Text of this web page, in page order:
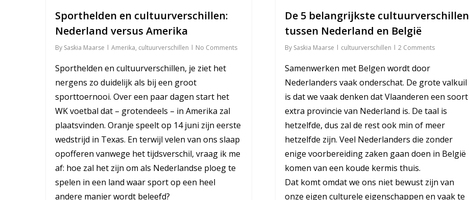
Sporthelden en cultuurverschillen:
Nederland versus Amerika
By Saskia Maarse Amerika, cultuurverschillen No Comments
Sporthelden en cultuurverschillen, je ziet het
nergens zo duidelijk als bij een groot
sporttoernooi. Over een paar dagen start het
WK voetbal dat – grotendeels – in Amerika zal
plaatsvinden. Oranje speelt op 14 juni zijn eerste
wedstrijd in Texas. En terwijl velen van ons slaap
opofferen vanwege het tijdsverschil, vraag ik me
af: hoe zal het zijn om als Nederlandse ploeg te
spelen in een land waar sport op een heel
andere manier wordt beleefd?
De 5 belangrijkste cultuurverschillen
tussen Nederland en België
By Saskia Maarse cultuurverschillen 2 Comments
Samenwerken met Belgen wordt door
Nederlanders vaak onderschat. De grote valkuil
is dat we vaak denken dat Vlaanderen een soort
extra provincie van Nederland is. De taal is
hetzelfde, dus zal de rest ook min of meer
hetzelfde zijn. Veel Nederlanders die zonder
enige voorbereiding zaken gaan doen in België
komen van een koude kermis thuis.
Dat komt omdat we ons niet bewust zijn van
onze eigen culturele eigenschappen en vaak te